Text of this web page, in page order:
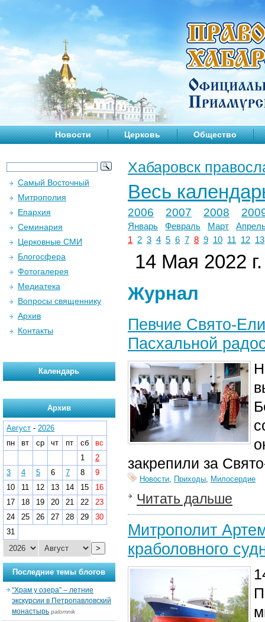
Новости Церковь Общество
Хабаровск
Весь
2006 2007 2008
Январь Февраль Март
1
2 3 4 5 6 7 8 9 10 11 12 13
14 Мая 2022 г.
Журнал
Певчие Свято-
Пасхальной
закрепили за
Новости, Приходы, Милосердие
Читать дальше
Митрополит
краболовного
Самый Восточный
Митрополия
Епархия
Семинария
Церковные СМИ
Блогосфера
Фотогалерея
Медиатека
Вопросы священнику
Архив
Контакты
Календарь
Архив
Август - 2026
пн
вт ср чт пт сб
вс
1
2
3
4 5 6 7 8
9
10
11 12 13 14 15
16
17
18 19 20 21 22
23
24
25 26 27 28 29
30
31
>
Последние темы блогов
“Храм у озера” – летние
экскурсии в Петропавловский
монастырь palomnik